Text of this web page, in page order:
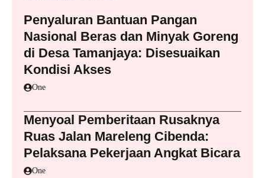
Penyaluran Bantuan Pangan
Nasional Beras dan Minyak Goreng
di Desa Tamanjaya: Disesuaikan
Kondisi Akses
One
Menyoal Pemberitaan Rusaknya
Ruas Jalan Mareleng Cibenda:
Pelaksana Pekerjaan Angkat Bicara
One